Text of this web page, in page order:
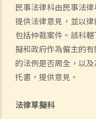
民事法律科由民事法
提供法律意見，並以
包括仲裁案件。該科
擬和政府作為僱主的
的法例是否周全，以
托書，提供意見。
法律草擬科